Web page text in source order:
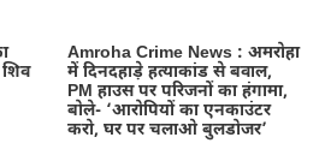
Amroha Crime News : अमरोहा
में दिनदहाड़े हत्याकांड से बवाल,
PM हाउस पर परिजनों का हंगामा,
बोले- ‘आरोपियों का एनकाउंटर
करो, घर पर चलाओ बुलडोजर’